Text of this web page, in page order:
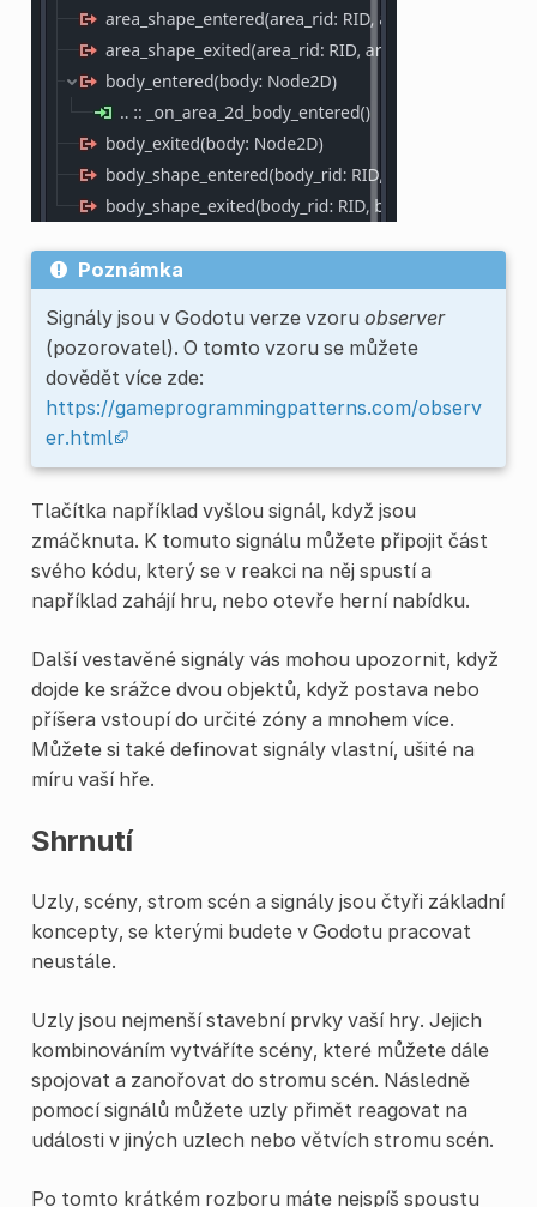
Poznámka
Signály jsou v Godotu verze vzoru observer
(pozorovatel). O tomto vzoru se můžete
dovědět více zde:
https://gameprogrammingpatterns.com/observ
er.html
Tlačítka například vyšlou signál, když jsou
zmáčknuta. K tomuto signálu můžete připojit část
svého kódu, který se v reakci na něj spustí a
například zahájí hru, nebo otevře herní nabídku.
Další vestavěné signály vás mohou upozornit, když
dojde ke srážce dvou objektů, když postava nebo
příšera vstoupí do určité zóny a mnohem více.
Můžete si také definovat signály vlastní, ušité na
míru vaší hře.
Shrnutí
Uzly, scény, strom scén a signály jsou čtyři základní
koncepty, se kterými budete v Godotu pracovat
neustále.
Uzly jsou nejmenší stavební prvky vaší hry. Jejich
kombinováním vytváříte scény, které můžete dále
spojovat a zanořovat do stromu scén. Následně
pomocí signálů můžete uzly přimět reagovat na
události v jiných uzlech nebo větvích stromu scén.
Po tomto krátkém rozboru máte nejspíš spoustu